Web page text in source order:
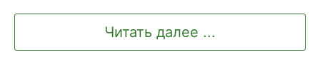
Читать далее ...